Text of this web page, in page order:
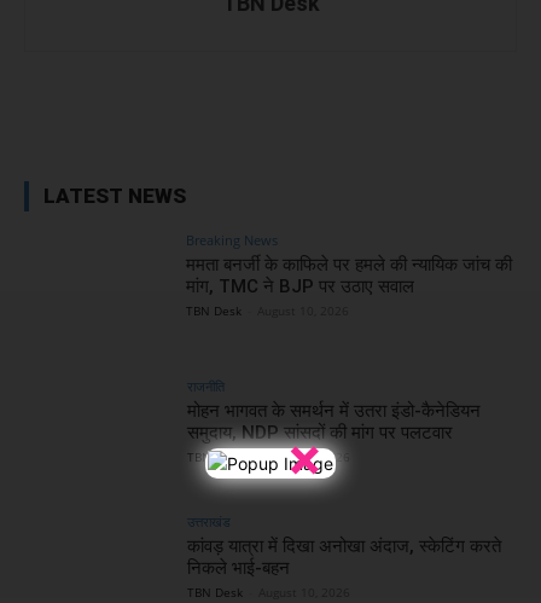
×
LATEST NEWS
Breaking News
ममता बनर्जी के काफिले पर हमले की न्यायिक जांच की
मांग, TMC ने BJP पर उठाए सवाल
TBN Desk
राजनीति
मोहन भागवत के समर्थन में उतरा इंडो-कैनेडियन
समुदाय, NDP सांसदों की मांग पर पलटवार
TBN Desk - August 10, 2026
उत्तराखंड
कांवड़ यात्रा में दिखा अनोखा अंदाज, स्केटिंग करते
निकले भाई-बहन
TBN Desk